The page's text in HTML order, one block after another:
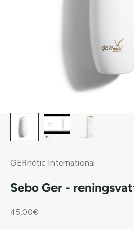
GERnétic International
Sebo Ger -
REA-pris
45,00€